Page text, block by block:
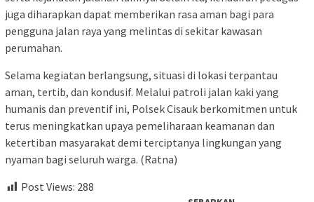
juga diharapkan dapat memberikan rasa aman bagi para
pengguna jalan raya yang melintas di sekitar kawasan
perumahan.
Selama kegiatan berlangsung, situasi di lokasi terpantau
aman, tertib, dan kondusif. Melalui patroli jalan kaki yang
humanis dan preventif ini, Polsek Cisauk berkomitmen untuk
terus meningkatkan upaya pemeliharaan keamanan dan
ketertiban masyarakat demi terciptanya lingkungan yang
nyaman bagi seluruh warga. (Ratna)
Post Views: 288